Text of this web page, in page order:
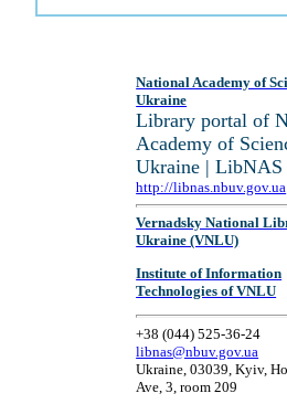
National Academy of
Ukraine
Library portal of
Academy of
Ukraine | LibNAS
http://libnas.nbuv.gov.ua
Vernadsky National
Ukraine (VNLU)
Institute of Information
Technologies of VNLU
+38 (044) 525-36-24
libnas@nbuv.gov.ua
Ukraine, 03039, Kyiv,
Ave, 3, room 209